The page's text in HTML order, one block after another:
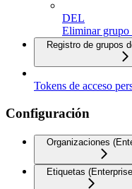
DEL
Eliminar grupo
Registro de grupos
Tokens de acceso
Configuración
Organizaciones
Etiquetas